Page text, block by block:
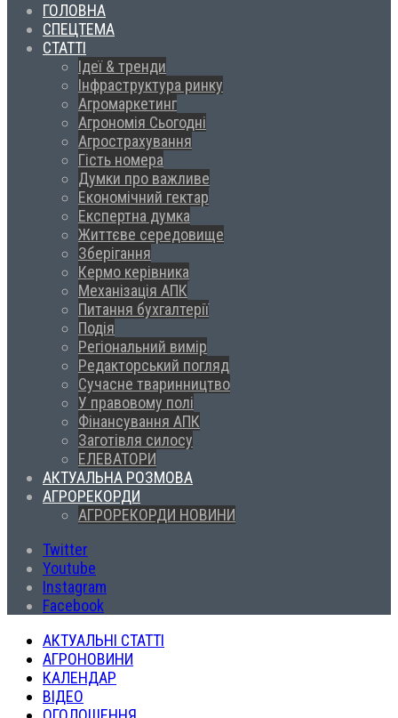
ГОЛОВНА
СПЕЦТЕМА
СТАТТІ
Ідеї & тренди
Інфраструктура ринку
Агромаркетинг
Агрономія Сьогодні
Агрострахування
Гість номера
Думки про важливе
Економічний гектар
Експертна думка
Життєве середовище
Зберігання
Кермо керівника
Механізація АПК
Питання бухгалтерії
Подія
Регіональний вимір
Редакторський погляд
Сучасне тваринництво
У правовому полі
Фінансування АПК
Заготівля силосу
ЕЛЕВАТОРИ
АКТУАЛЬНА РОЗМОВА
АГРОРЕКОРДИ
АГРОРЕКОРДИ НОВИНИ
Twitter
Youtube
Instagram
Facebook
АКТУАЛЬНІ СТАТТІ
АГРОНОВИНИ
КАЛЕНДАР
ВІДЕО